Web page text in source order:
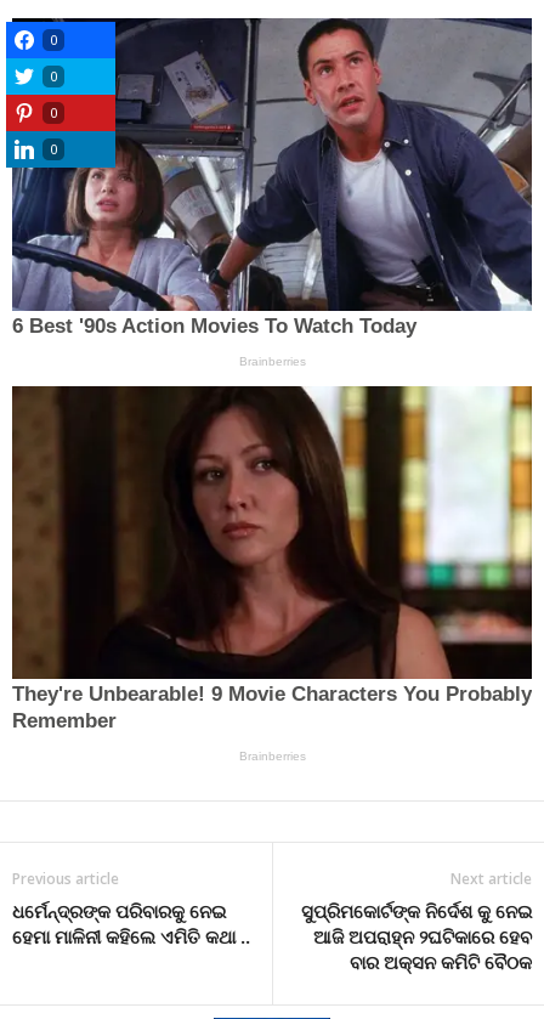
Previous article
ଧର୍ମେନ୍ଦ୍ରଙ୍କ ପରିବାରକୁ ନେଇ
ହେମା ମାଳିନୀ କହିଲେ ଏମିତି କଥା ..
Next article
ସୁପ୍ରିମକୋର୍ଟଙ୍କ ନିର୍ଦେଶ କୁ ନେଇ
ଆଜି ଅପରାହ୍ନ ୨ଘଟିକାରେ ହେବ
ବାର ଅକ୍ସନ କମିଟି ବୈଠକ
0
0
0
0